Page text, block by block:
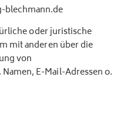
blechmann.de
oder juristische
mit anderen über die
von
E-Mail-Adressen o.